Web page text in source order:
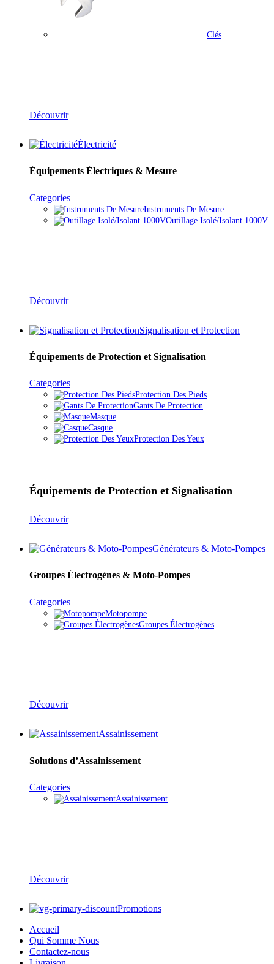
Clés
Découvrir
Électricité
Équipements Électriques & Mesure
Categories
Instruments De Mesure
Outillage Isolé/isolant 1000V
Découvrir
Signalisation et Protection
Équipements de Protection et Signalisation
Categories
Protection Des Pieds
Gants De Protection
Masque
Casque
Protection Des Yeux
Équipements de Protection et Signalisation
Découvrir
Générateurs & Moto-Pompes
Groupes Électrogènes & Moto-Pompes
Categories
Motopompe
Groupes Électrogènes
Découvrir
Assainissement
Solutions d’Assainissement
Categories
Assainissement
Découvrir
Promotions
Accueil
Qui Somme Nous
Contactez-nous